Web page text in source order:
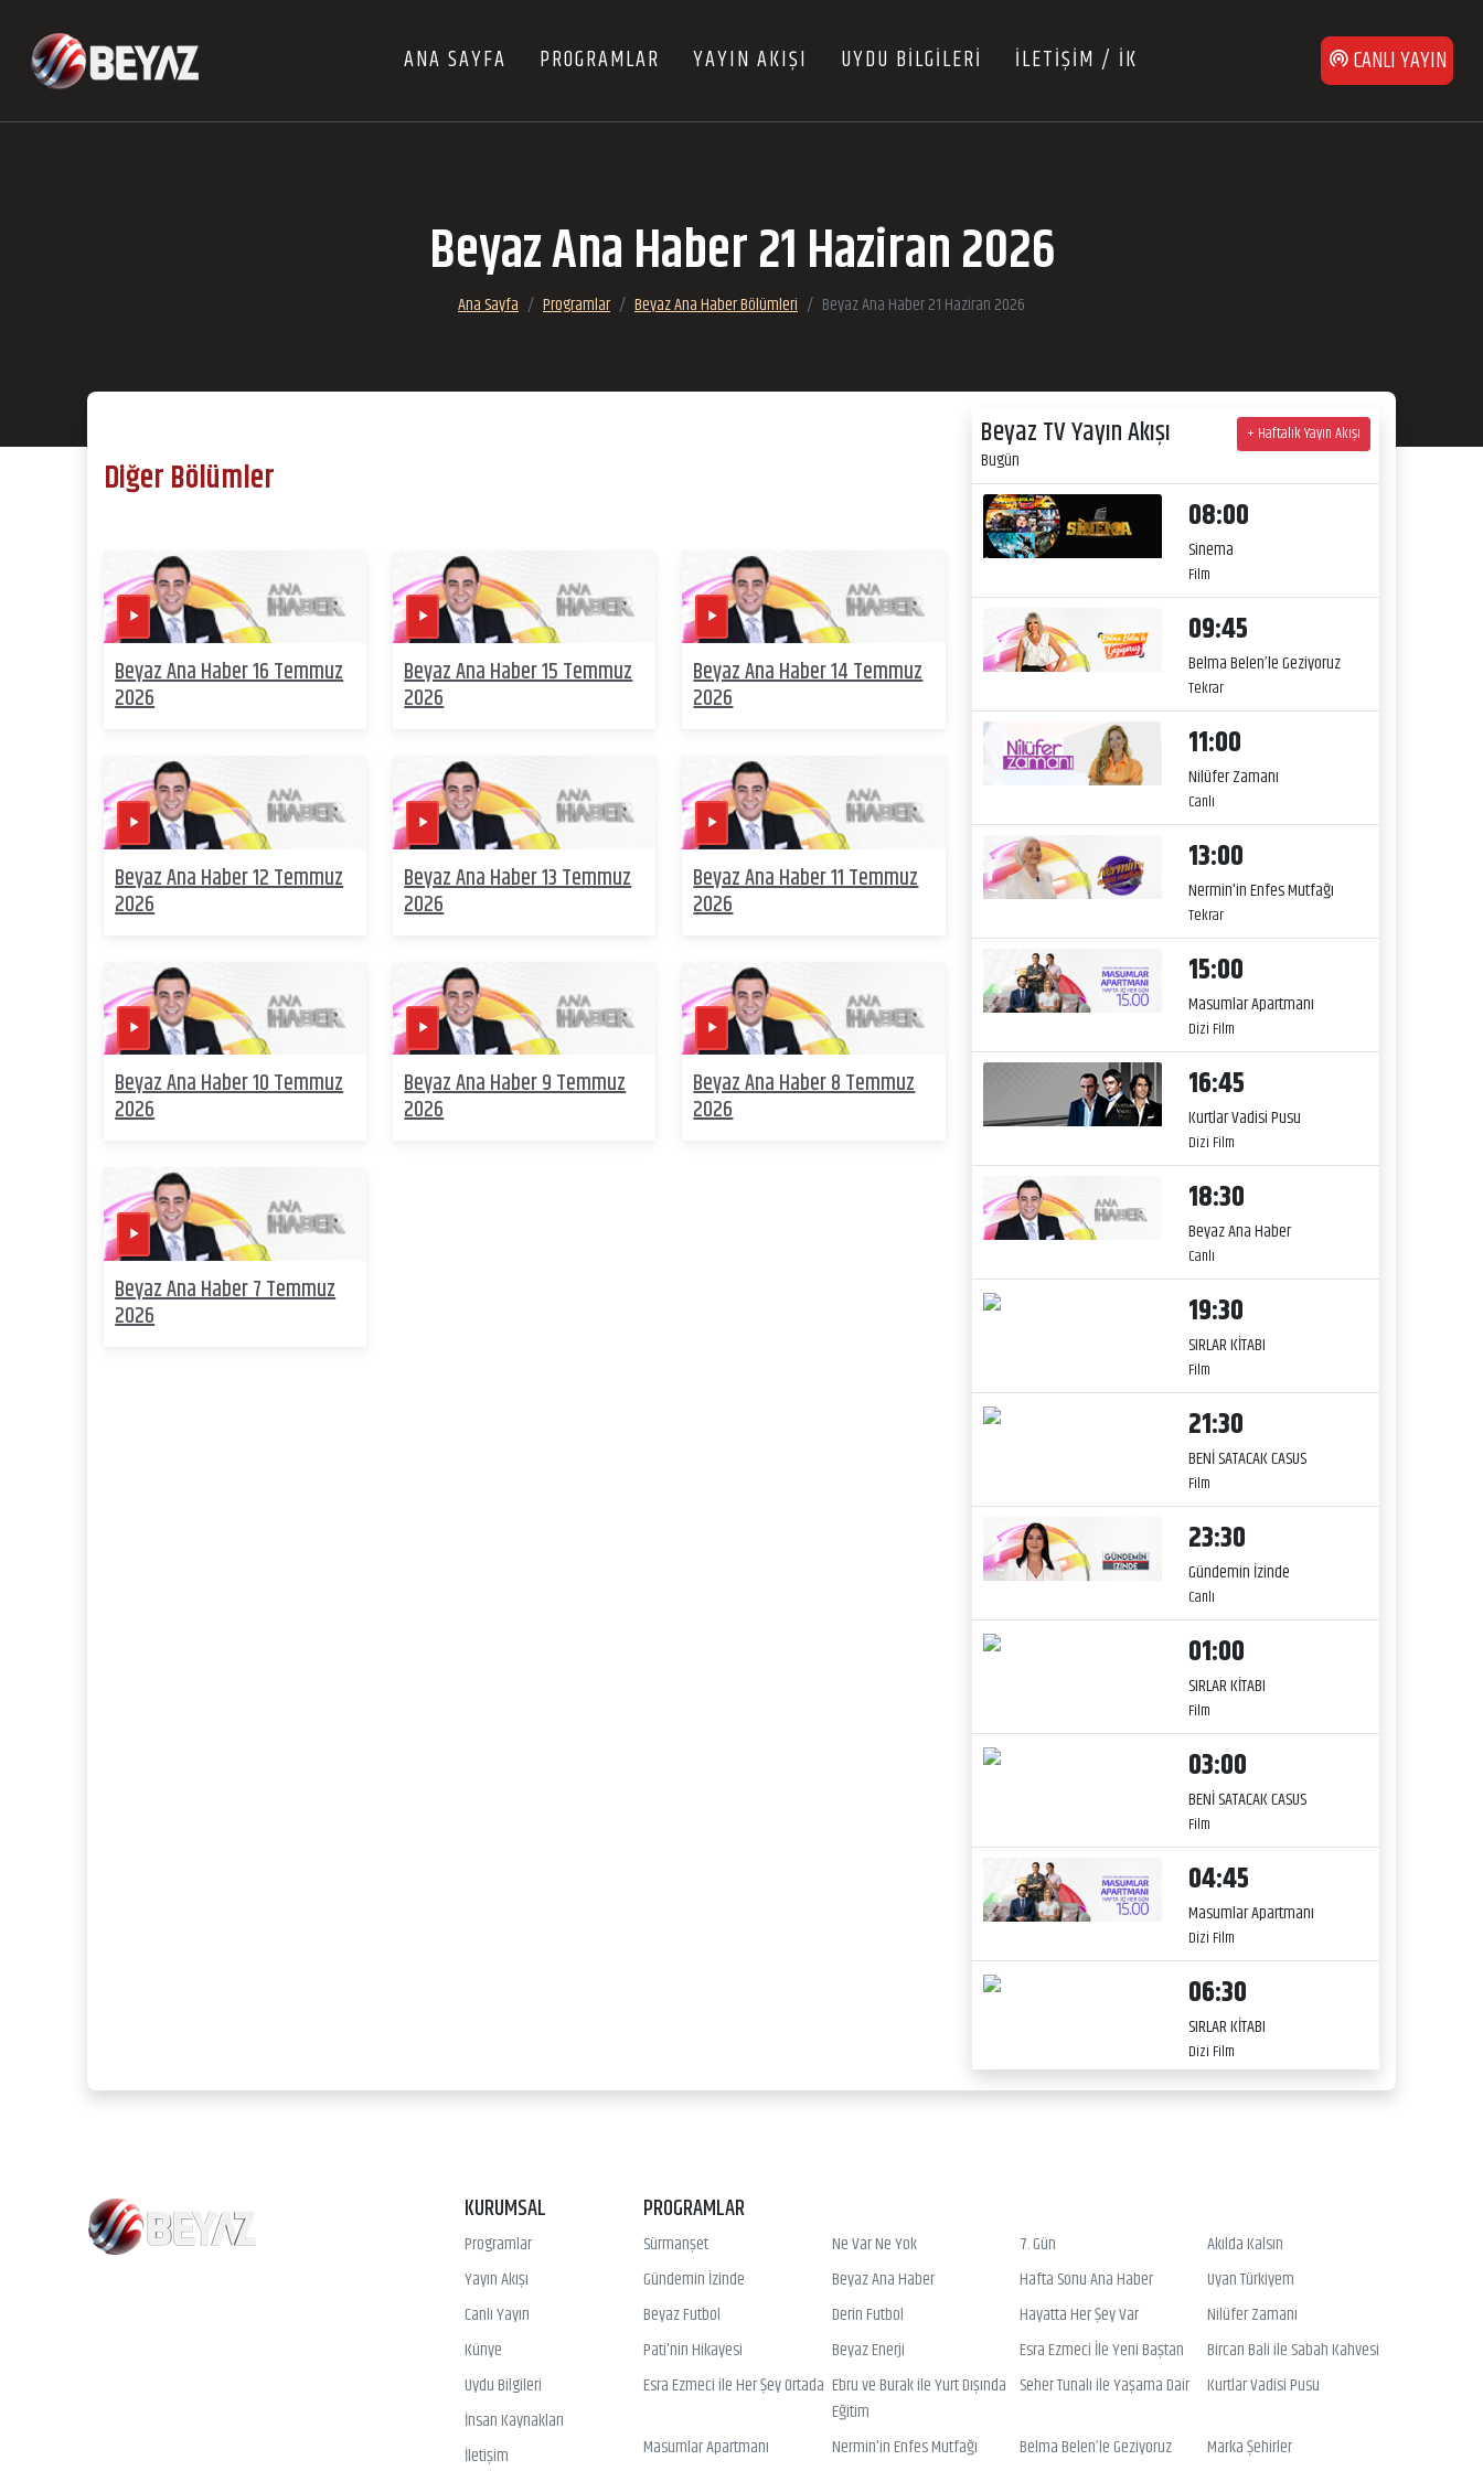
ANA SAYFA PROGRAMLAR YAYIN AKIŞI UYDU BİLGİLERİ İLETİŞİM / İK CANLI YAYIN
Beyaz Ana Haber 21 Haziran 2026
Ana Sayfa Programlar Beyaz Ana Haber Bölümleri Beyaz Ana Haber 21 Haziran 2026
Diğer Bölümler
Beyaz Ana Haber 16 Temmuz
2026
Beyaz Ana Haber 15 Temmuz
2026
Beyaz Ana Haber 14 Temmuz
2026
Beyaz Ana Haber 12 Temmuz
2026
Beyaz Ana Haber 13 Temmuz
2026
Beyaz Ana Haber 11 Temmuz
2026
Beyaz Ana Haber 10 Temmuz
2026
Beyaz Ana Haber 9 Temmuz
2026
Beyaz Ana Haber 8 Temmuz
2026
Beyaz Ana Haber 7 Temmuz
2026
Beyaz TV Yayın Akışı
Bugün
+ Haftalık Yayın Akışı
08:00
Sinema
Film
09:45
Belma Belen’le Geziyoruz
Tekrar
11:00
Nilüfer Zamanı
Canlı
13:00
Nermin'in Enfes Mutfağı
Tekrar
15:00
Masumlar Apartmanı
Dizi Film
16:45
Kurtlar Vadisi Pusu
Dizi Film
18:30
Beyaz Ana Haber
Canlı
19:30
SIRLAR KİTABI
Film
21:30
BENİ SATACAK CASUS
Film
23:30
Gündemin İzinde
Canlı
01:00
SIRLAR KİTABI
Film
03:00
BENİ SATACAK CASUS
Film
04:45
Masumlar Apartmanı
Dizi Film
06:30
SIRLAR KİTABI
Dizi Film
KURUMSAL
Programlar
Yayın Akışı
Canlı Yayın
Künye
Uydu Bilgileri
İnsan Kaynakları
İletişim
PROGRAMLAR
Sürmanşet Ne Var Ne Yok 7. Gün
Akılda Kalsın
Gündemin İzinde
Beyaz Ana Haber Hafta Sonu Ana Haber
Uyan Türkiyem
Beyaz Futbol
Derin Futbol Hayatta Her Şey Var
Nilüfer Zamanı
Pati'nin Hikayesi
Beyaz Enerji Esra Ezmeci İle Yeni Baştan
Bircan Bali ile Sabah Kahvesi
Esra Ezmeci ile Her Şey Ortada Ebru ve Burak ile Yurt Dışında
Eğitim
Seher Tunalı ile Yaşama Dair Kurtlar Vadisi Pusu
Masumlar Apartmanı Nermin'in Enfes Mutfağı Belma Belen’le Geziyoruz
Marka Şehirler